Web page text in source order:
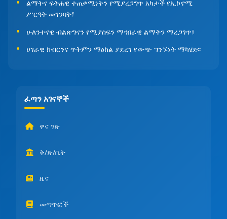
ልማትና ፍትሐዊ ተጠቃሚነትን የሚያረጋግጥ አካታች የኢኮኖሚ
ሥርዓት መገንባት፤
ሁለንተናዊ ብልጽግናን የሚያሰፍን ማኅበራዊ ልማትን ማረጋገጥ፤
ሀገራዊ ክብርንና ጥቅምን ማዕከል ያደረገ የውጭ ግንኙነት ማካሄድ፡፡
ፈጣን አገናኞች
ዋና ገጽ
ቅ/ጽ/ቤት
ዜና
መጣጥፎች